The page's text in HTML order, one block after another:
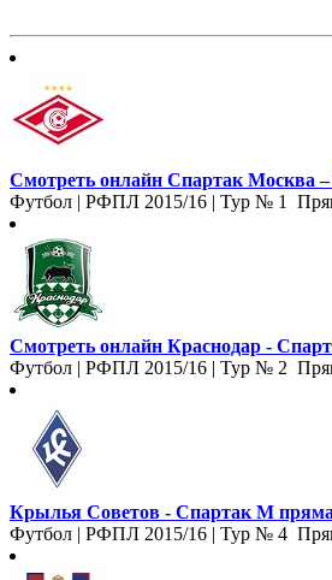
Смотреть онлайн Спартак Москва
Футбол | РФПЛ 2015/16 | Тур № 1
Смотреть онлайн Краснодар -
Футбол | РФПЛ 2015/16 | Тур № 2
Крылья Советов - Спартак М
Футбол | РФПЛ 2015/16 | Тур № 4